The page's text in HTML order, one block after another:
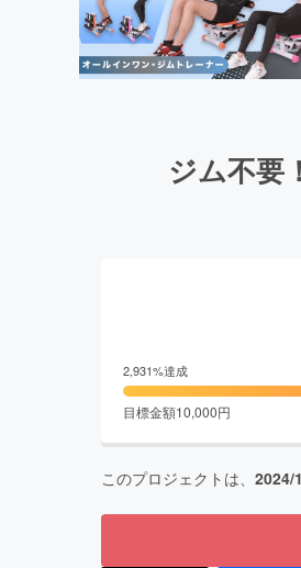
ジム不要
2,931%達成
目標金額10,000円
このプロジェクトは、 2024/